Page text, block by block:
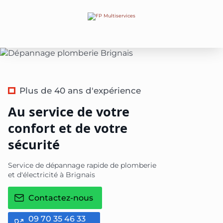
Plus de 40 ans d'expérience
Au service de votre
confort et de votre
sécurité
Service de dépannage rapide de plomberie
et d'électricité à Brignais
Contactez-nous
09 70 35 46 33